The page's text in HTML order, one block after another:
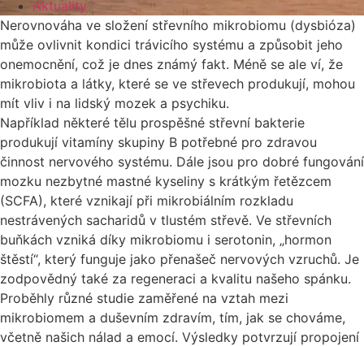
Aktuality
Nerovnováha ve složení střevního mikrobiomu (dysbióza)
může ovlivnit kondici trávicího systému a způsobit jeho
onemocnění, což je dnes známý fakt. Méně se ale ví, že
mikrobiota a látky, které se ve střevech produkují, mohou
mít vliv i na lidský mozek a psychiku.
Například některé tělu prospěšné střevní bakterie
produkují vitamíny skupiny B potřebné pro zdravou
činnost nervového systému. Dále jsou pro dobré fungování
mozku nezbytné mastné kyseliny s krátkým řetězcem
(SCFA), které vznikají při mikrobiálním rozkladu
nestrávených sacharidů v tlustém střevě. Ve střevních
buňkách vzniká díky mikrobiomu i serotonin, „hormon
štěstí“, který funguje jako přenašeč nervových vzruchů. Je
zodpovědný také za regeneraci a kvalitu našeho spánku.
Proběhly různé studie zaměřené na vztah mezi
mikrobiomem a duševním zdravím, tím, jak se chováme,
včetně našich nálad a emocí. Výsledky potvrzují propojení